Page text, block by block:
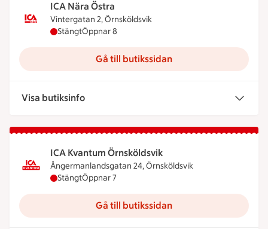
ICA Nära Östra
Vintergatan 2, Örnsköldsvik
ICA Nära Östra har stängt, öppnar klockan 8
StängtÖppnar 8
Gå till butikssidan
Visa butiksinfo
ICA Kvantum Örnsköldsvik
Ångermanlandsgatan 24, Örnsköldsvik
ICA Kvantum Örnsköldsvik har stängt, öppnar
StängtÖppnar 7
Gå till butikssidan